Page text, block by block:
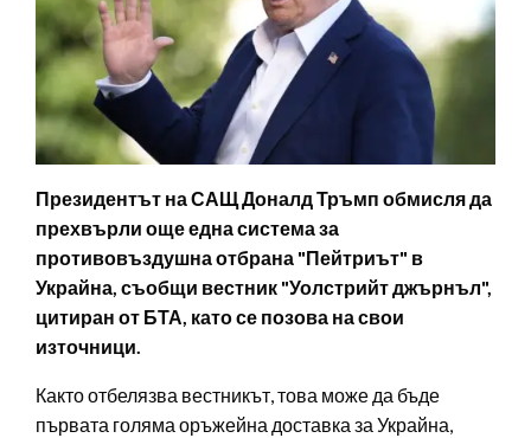
Президентът на САЩ Доналд Тръмп обмисля да
прехвърли още една система за
противовъздушна отбрана "Пейтриът" в
Украйна, съобщи вестник "Уолстрийт джърнъл",
цитиран от БТА, като се позова на свои
източници.
Както отбелязва вестникът, това може да бъде
първата голяма оръжейна доставка за Украйна,